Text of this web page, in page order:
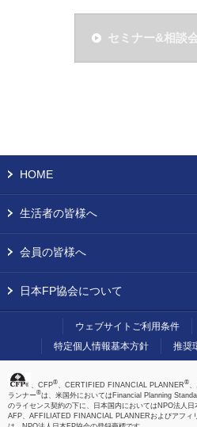
セミナー&相談
HOME
生活者の皆様へ
会員の皆様へ
日本FP協会について
ウェブサイトご利用条件
特定個人情報基本方針
推奨
、CFP®、CERTIFIED FINANCIAL PLANNER®
ランナー®は、米国外においてはFinancial Planning
のライセンス契約の下に、日本国内においてはNPO法人日
AFP、AFFILIATED FINANCIAL PLANNERおよびアフィ